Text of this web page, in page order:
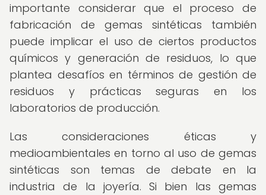
importante considerar que el proceso de
fabricación de gemas sintéticas también
puede implicar el uso de ciertos productos
químicos y generación de residuos, lo que
plantea desafíos en términos de gestión de
residuos y prácticas seguras en los
laboratorios de producción.
Las consideraciones éticas y
medioambientales en torno al uso de gemas
sintéticas son temas de debate en la
industria de la joyería. Si bien las gemas